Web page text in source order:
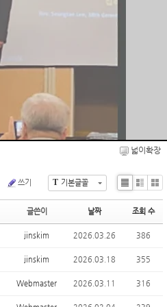
넓이확장
T 기본글꼴
쓰기
Li
Zi
n
G
al
le
글쓴이 날짜 조회 수
jinskim 2026.03.26 386
jinskim 2026.03.18 355
Webmaster 2026.03.11 316